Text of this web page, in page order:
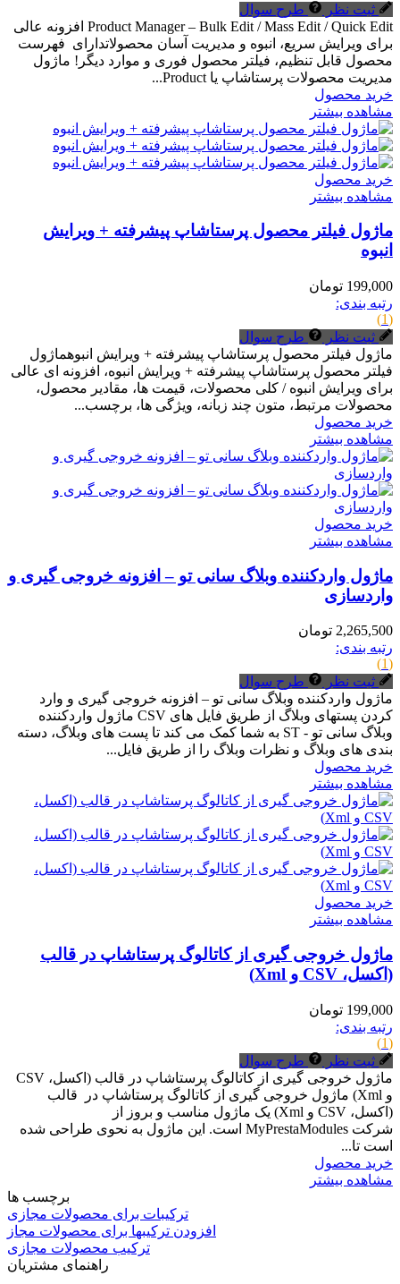
ثبت نظر
طرح سوال
Product Manager – Bulk Edit / Mass Edit / Quick Edit افزونه عالی
برای ویرایش سریع، انبوه و مدیریت آسان محصولاتدارای فهرست
محصول قابل تنظیم، فیلتر محصول فوری و موارد دیگر! ماژول
مدیریت محصولات پرستاشاپ یا Product...
خرید محصول
مشاهده بیشتر
خرید محصول
مشاهده بیشتر
ماژول فیلتر محصول پرستاشاپ پیشرفته + ویرایش
انبوه
199,000 تومان
رتبه بندی:
(1)
ثبت نظر
طرح سوال
ماژول فیلتر محصول پرستاشاپ پیشرفته + ویرایش انبوهماژول
فیلتر محصول پرستاشاپ پیشرفته + ویرایش انبوه، افزونه ای عالی
برای ویرایش انبوه / کلی محصولات، قیمت ها، مقادیر محصول،
محصولات مرتبط، متون چند زبانه، ویژگی ها، برچسب...
خرید محصول
مشاهده بیشتر
خرید محصول
مشاهده بیشتر
ماژول واردکننده وبلاگ سانی تو – افزونه خروجی گیری و
واردسازی
2,265,500 تومان
رتبه بندی:
(1)
ثبت نظر
طرح سوال
ماژول واردکننده وبلاگ سانی تو – افزونه خروجی گیری و وارد
کردن پستهای وبلاگ از طریق فایل های CSV ماژول واردکننده
وبلاگ سانی تو - ST به شما کمک می کند تا پست های وبلاگ، دسته
بندی های وبلاگ و نظرات وبلاگ را از طریق فایل...
خرید محصول
مشاهده بیشتر
خرید محصول
مشاهده بیشتر
ماژول خروجی گیری از کاتالوگ پرستاشاپ در قالب
(اکسل، CSV و Xml)
199,000 تومان
رتبه بندی:
(1)
ثبت نظر
طرح سوال
ماژول خروجی گیری از کاتالوگ پرستاشاپ در قالب (اکسل، CSV
و Xml) ماژول خروجی گیری از کاتالوگ پرستاشاپ در قالب
(اکسل، CSV و Xml) یک ماژول مناسب و بروز از
شرکت MyPrestaModules است. این ماژول به نحوی طراحی شده
است تا...
خرید محصول
مشاهده بیشتر
برچسب ها
ترکیبات برای محصولات مجازی
افزودن ترکیبها برای محصولات مجاز
ترکیب محصولات مجازی
راهنمای مشتریان